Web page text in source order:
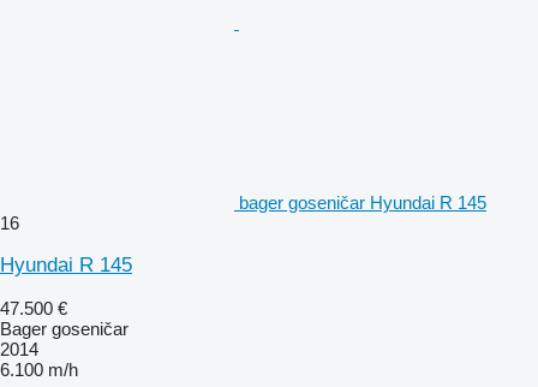
bager goseničar Hyundai R 145
16
Hyundai R 145
47.500 €
Bager goseničar
2014
6.100 m/h